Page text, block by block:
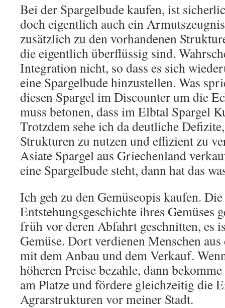
Bei der Spargelbude kaufen, ist
doch eigentlich auch ein
zusätzlich zu den vorhandenen
die eigentlich überflüssig sind.
Integration nicht, so dass es sich
eine Spargelbude hinzustellen. Was
diesen Spargel im Discounter um die
muss betonen, dass im Elbtal Spargel
Trotzdem sehe ich da deutliche
Strukturen zu nutzen und effizient zu
Asiate Spargel aus Griechenland
eine Spargelbude steht, dann hat das
Ich geh zu den Gemüseopis kaufen.
Entstehungsgeschichte ihres Gemüses
früh vor deren Abfahrt geschnitten, es
Gemüse. Dort verdienen Menschen
mit dem Anbau und dem Verkauf.
höheren Preise bezahle, dann
am Platze und fördere gleichzeitig die
Agrarstrukturen vor meiner Stadt.